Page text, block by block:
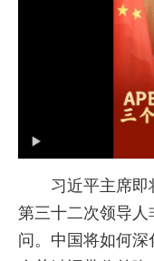
习近平主席
第三十二次领导
问。中国将如何